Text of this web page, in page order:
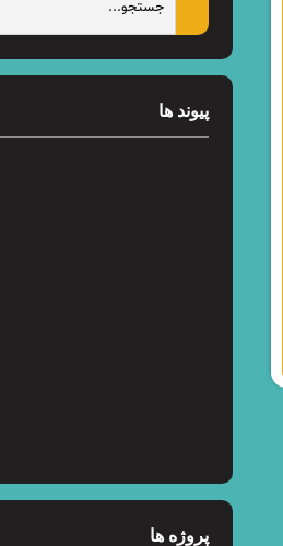
پیوند ها
پروژه ها